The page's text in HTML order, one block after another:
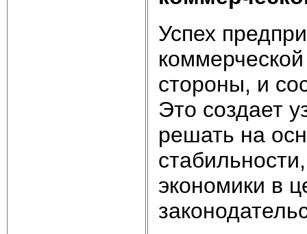
Успех
стороны, и
Это создает
решать на
экономики в